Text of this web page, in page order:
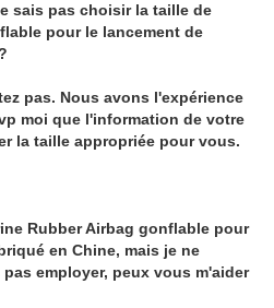
sais pas choisir la taille de
pour le lancement de
pas. Nous avons l'expérience
moi que l'information de votre
la taille appropriée pour vous.
Rubber Airbag gonflable pour
en Chine, mais je ne
employer, peux vous m'aider